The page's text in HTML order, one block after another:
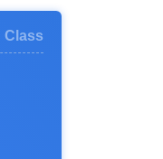
Class